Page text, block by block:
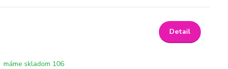
máme skladom 106
Detail